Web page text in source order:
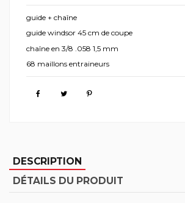
guide + chaîne
guide windsor 45 cm de coupe
chaîne en 3/8 .058 1,5 mm
68 maillons entraineurs
DESCRIPTION
DÉTAILS DU PRODUIT